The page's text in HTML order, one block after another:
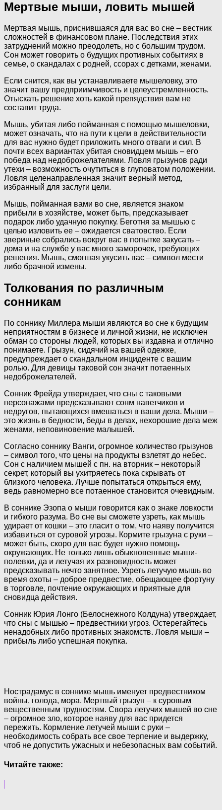
Мертвые мыши, ловить мышей
Мертвая мышь, приснившаяся для вас во сне – вестник
сложностей в финансовом плане. Последствия этих
затруднений можно преодолеть, но с большим трудом.
Сон может говорить о будущих противных событиях в
семье, о скандалах с родней, ссорах с детками, женами.
Если снится, как вы устанавливаете мышеловку, это
значит вашу предприимчивость и целеустремленность.
Отыскать решение хоть какой препядствия вам не
составит труда.
Мышь, убитая либо пойманная с помощью мышеловки,
может означать, что на пути к цели в действительности
для вас нужно будет приложить много отваги и сил. В
почти всех вариантах убитая сновидцем мышь – его
победа над недоброжелателями. Ловля грызунов ради
утехи – возможность очутиться в глуповатом положении.
Ловля целенаправленная значит верный метод,
избранный для заслуги цели.
Мышь, пойманная вами во сне, является знаком
прибыли в хозяйстве, может быть, предсказывает
подарок либо удачную покупку. Беготня за мышью с
целью изловить ее – ожидается сватовство. Если
звериные собрались вокруг вас в попытке закусать –
дома и на службе у вас много заморочек, требующих
решения. Мышь, смогшая укусить вас – символ мести
либо брачной измены.
Толкования по различным
сонникам
По соннику Миллера мыши являются во сне к будущим
неприятностям в бизнесе и личной жизни, не исключен
обман со стороны людей, которых вы издавна и отлично
понимаете. Грызун, сидячий на вашей одежке,
предупреждает о скандальном инциденте с вашим
ролью. Для девицы таковой сон значит потаенных
недоброжелателей.
Сонник Фрейда утверждает, что сны с таковыми
персонажами предсказывают сонм наветчиков и
недругов, пытающихся вмешаться в ваши дела. Мыши –
это жизнь в бедности, беды в делах, нехорошие дела меж
женами, неповиновение малышей.
Согласно соннику Ванги, огромное количество грызунов
– символ того, что цены на продукты взлетят до небес.
Сон с наличием мышей с пн. на вторник – некоторый
секрет, который вы ухитряетесь пока скрывать от
близкого человека. Лучше попытаться открыться ему,
ведь равномерно все потаенное становится очевидным.
В соннике Эзопа о мыши говорится как о знаке ловкости
и гибкого разума. Во сне вы сможете узреть, как мышь
удирает от кошки – это гласит о том, что наяву получится
избавиться от суровой угрозы. Кормите грызуна с руки –
может быть, скоро для вас будет нужно помощь
окружающих. Не только лишь обыкновенные мыши-
полевки, да и летучая их разновидность может
предсказывать нечто занятное. Узреть летучую мышь во
время охоты – доброе предвестие, обещающее фортуну
в торговле, почтение окружающих и приятные для
сновидца действия.
Сонник Юрия Лонго (Белоснежного Колдуна) утверждает,
что сны с мышью – предвестники угроз. Остерегайтесь
ненадобных либо противных знакомств. Ловля мыши –
прибыль либо успешная покупка.
Нострадамус в соннике мышь именует предвестником
войны, голода, мора. Мертвый грызун – к суровым
вещественным трудностям. Свора летучих мышей во сне
– огромное зло, которое наяву для вас придется
пережить. Кормление летучей мыши с руки –
необходимость собрать все свое терпение и выдержку,
чтоб не допустить ужасных и небезопасных вам событий.
Читайте также: